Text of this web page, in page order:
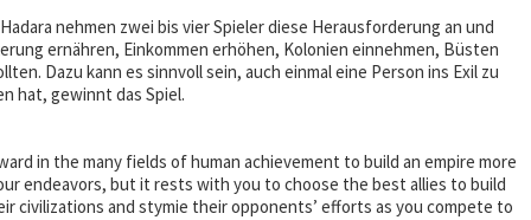
nehmen zwei bis vier Spieler diese Herausforderung an und
ernähren, Einkommen erhöhen, Kolonien einnehmen, Büsten
Dazu kann es sinnvoll sein, auch einmal eine Person ins Exil zu
hat, gewinnt das Spiel.
in the many fields of human achievement to build an empire more
endeavors, but it rests with you to choose the best allies to build
civilizations and stymie their opponents’ efforts as you compete to